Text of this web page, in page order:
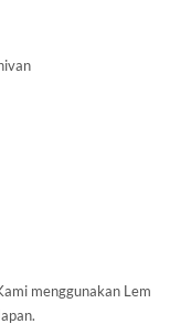
menggunakan Lem